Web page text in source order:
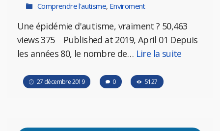
Comprendre l'autisme, Enviroment
Une épidémie d'autisme, vraiment ? 50,463
views 375 Published at 2019, April 01 Depuis
les années 80, le nombre de… Lire la suite
27 décembre 2019 0 5127